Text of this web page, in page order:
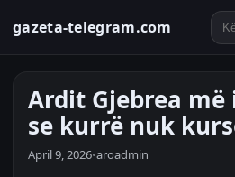
gazeta-telegram.com
Ardit Gjebrea
se kurrë nuk
April 9, 2026•aroadmin